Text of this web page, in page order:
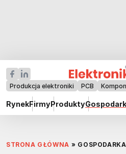
Produkcja elektroniki PCB
RynekFirmyProdukty
STRONA GŁÓWNA » GOSPODARKA